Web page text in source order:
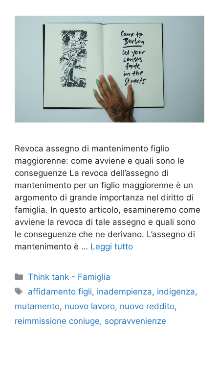
Revoca assegno di mantenimento figlio
maggiorenne: come avviene e quali sono le
conseguenze La revoca dell’assegno di
mantenimento per un figlio maggiorenne è un
argomento di grande importanza nel diritto di
famiglia. In questo articolo, esamineremo come
avviene la revoca di tale assegno e quali sono
le conseguenze che ne derivano. L’assegno di
mantenimento è … Leggi tutto
Categorie
Think tank - Famiglia
Tag
affidamento figli, inadempienza, indigenza,
mutamento, nuovo lavoro, nuovo reddito,
reimmissione coniuge, sopravvenienze